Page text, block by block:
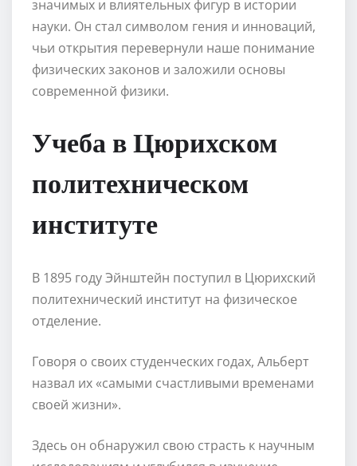
значимых и влиятельных фигур в истории
науки. Он стал символом гения и инноваций,
чьи открытия перевернули наше понимание
физических законов и заложили основы
современной физики.
Учеба в Цюрихском
политехническом
институте
В 1895 году Эйнштейн поступил в Цюрихский
политехнический институт на физическое
отделение.
Говоря о своих студенческих годах, Альберт
назвал их «самыми счастливыми временами
своей жизни».
Здесь он обнаружил свою страсть к научным